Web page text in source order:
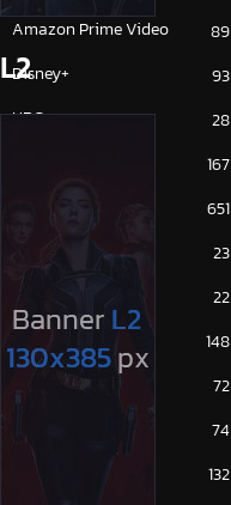
Amazon Prime Video
89
Disney+
93
HBO
28
167
651
ซีรีย์จีน
23
22
ซีรีย์ฝรั่ง
148
ซีรีย์เกาหลี
72
74
132
L2